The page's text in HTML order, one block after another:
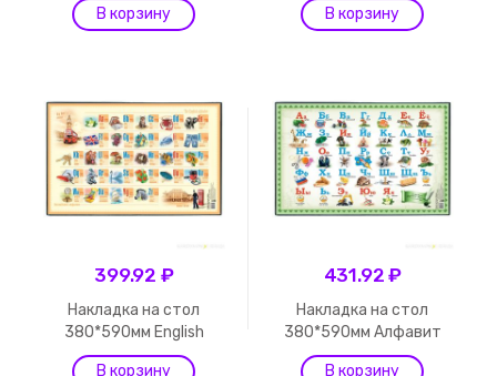
399.92 ₽
Накладка на стол
380*590мм English
431.92 ₽
Накладка на стол
380*590мм Алфавит